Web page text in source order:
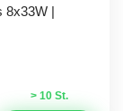
8x33W |
> 10 St.